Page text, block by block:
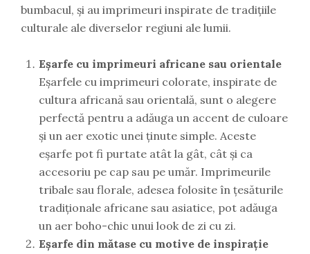
bumbacul, și au imprimeuri inspirate de tradițiile
culturale ale diverselor regiuni ale lumii.
Eșarfe cu imprimeuri africane sau orientale
Eșarfele cu imprimeuri colorate, inspirate de
cultura africană sau orientală, sunt o alegere
perfectă pentru a adăuga un accent de culoare
și un aer exotic unei ținute simple. Aceste
eșarfe pot fi purtate atât la gât, cât și ca
accesoriu pe cap sau pe umăr. Imprimeurile
tribale sau florale, adesea folosite în țesăturile
tradiționale africane sau asiatice, pot adăuga
un aer boho-chic unui look de zi cu zi.
Eșarfe din mătase cu motive de inspirație